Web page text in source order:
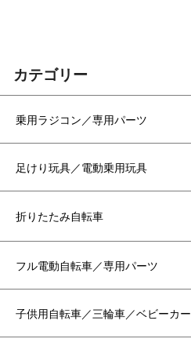
カテゴリー
乗用ラジコン／専用パーツ
足けり玩具／電動乗用玩具
折りたたみ自転車
フル電動自転車／専用パーツ
子供用自転車／三輪車／ベビーカー